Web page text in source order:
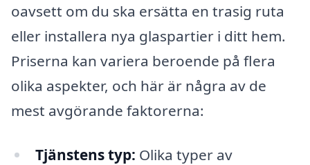
oavsett om du ska ersätta en trasig ruta
eller installera nya glaspartier i ditt hem.
Priserna kan variera beroende på flera
olika aspekter, och här är några av de
mest avgörande faktorerna:
Tjänstens typ: Olika typer av